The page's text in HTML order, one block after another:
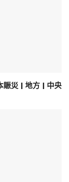
賑災 | 地方 | 中央